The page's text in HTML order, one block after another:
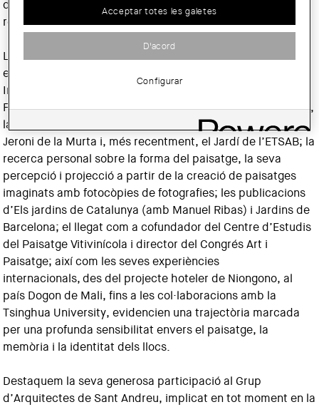
durant dècades una mirada oberta i transversal sobre les
relacions entre cultura, territori i projecte.
La seva obra, tant docent com professional i artística, va
explorar constantment el diàleg entre art i paisatge.
Intervencions efímeres a Manresa, l’Ametlla de Merola i
Faió; projectes com la plaça Mossèn Clapés a Sant Andreu,
la Llotja d’Arenys, la proposta de Parc forestal de Sant
Jeroni de la Murta i, més recentment, el Jardí de l’ETSAB; la
recerca personal sobre la forma del paisatge, la seva
percepció i projecció a partir de la creació de paisatges
imaginats amb fotocòpies de fotografies; les publicacions
d’Els jardins de Catalunya (amb Manuel Ribas) i Jardins de
Barcelona; el llegat com a cofundador del Centre d’Estudis
del Paisatge Vitivinícola i director del Congrés Art i
Paisatge; així com les seves experiències
internacionals, des del projecte hoteler de Niongono, al
país Dogon de Mali, fins a les col·laboracions amb la
Tsinghua University, evidencien una trajectòria marcada
per una profunda sensibilitat envers el paisatge, la
memòria i la identitat dels llocs.
Destaquem la seva generosa participació al Grup
d’Arquitectes de Sant Andreu, implicat en tot moment en la
Acceptar totes les galetes
D'acord
Configurar